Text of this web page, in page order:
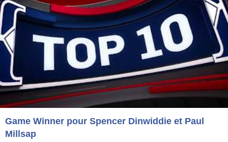
Game Winner pour Spencer Dinwiddie et Paul
Millsap